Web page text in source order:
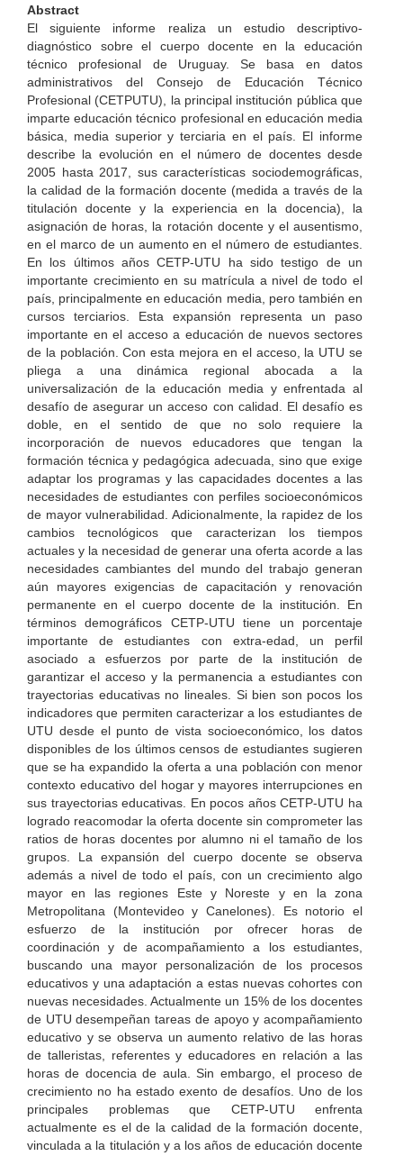
Abstract
El siguiente informe realiza un estudio descriptivo-
diagnóstico sobre el cuerpo docente en la educación
técnico profesional de Uruguay. Se basa en datos
administrativos del Consejo de Educación Técnico
Profesional (CETPUTU), la principal institución pública que
imparte educación técnico profesional en educación media
básica, media superior y terciaria en el país. El informe
describe la evolución en el número de docentes desde
2005 hasta 2017, sus características sociodemográficas,
la calidad de la formación docente (medida a través de la
titulación docente y la experiencia en la docencia), la
asignación de horas, la rotación docente y el ausentismo,
en el marco de un aumento en el número de estudiantes.
En los últimos años CETP-UTU ha sido testigo de un
importante crecimiento en su matrícula a nivel de todo el
país, principalmente en educación media, pero también en
cursos terciarios. Esta expansión representa un paso
importante en el acceso a educación de nuevos sectores
de la población. Con esta mejora en el acceso, la UTU se
pliega a una dinámica regional abocada a la
universalización de la educación media y enfrentada al
desafío de asegurar un acceso con calidad. El desafío es
doble, en el sentido de que no solo requiere la
incorporación de nuevos educadores que tengan la
formación técnica y pedagógica adecuada, sino que exige
adaptar los programas y las capacidades docentes a las
necesidades de estudiantes con perfiles socioeconómicos
de mayor vulnerabilidad. Adicionalmente, la rapidez de los
cambios tecnológicos que caracterizan los tiempos
actuales y la necesidad de generar una oferta acorde a las
necesidades cambiantes del mundo del trabajo generan
aún mayores exigencias de capacitación y renovación
permanente en el cuerpo docente de la institución. En
términos demográficos CETP-UTU tiene un porcentaje
importante de estudiantes con extra-edad, un perfil
asociado a esfuerzos por parte de la institución de
garantizar el acceso y la permanencia a estudiantes con
trayectorias educativas no lineales. Si bien son pocos los
indicadores que permiten caracterizar a los estudiantes de
UTU desde el punto de vista socioeconómico, los datos
disponibles de los últimos censos de estudiantes sugieren
que se ha expandido la oferta a una población con menor
contexto educativo del hogar y mayores interrupciones en
sus trayectorias educativas. En pocos años CETP-UTU ha
logrado reacomodar la oferta docente sin comprometer las
ratios de horas docentes por alumno ni el tamaño de los
grupos. La expansión del cuerpo docente se observa
además a nivel de todo el país, con un crecimiento algo
mayor en las regiones Este y Noreste y en la zona
Metropolitana (Montevideo y Canelones). Es notorio el
esfuerzo de la institución por ofrecer horas de
coordinación y de acompañamiento a los estudiantes,
buscando una mayor personalización de los procesos
educativos y una adaptación a estas nuevas cohortes con
nuevas necesidades. Actualmente un 15% de los docentes
de UTU desempeñan tareas de apoyo y acompañamiento
educativo y se observa un aumento relativo de las horas
de talleristas, referentes y educadores en relación a las
horas de docencia de aula. Sin embargo, el proceso de
crecimiento no ha estado exento de desafíos. Uno de los
principales problemas que CETP-UTU enfrenta
actualmente es el de la calidad de la formación docente,
vinculada a la titulación y a los años de educación docente